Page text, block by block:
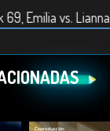
69, Emilia vs. Lianna